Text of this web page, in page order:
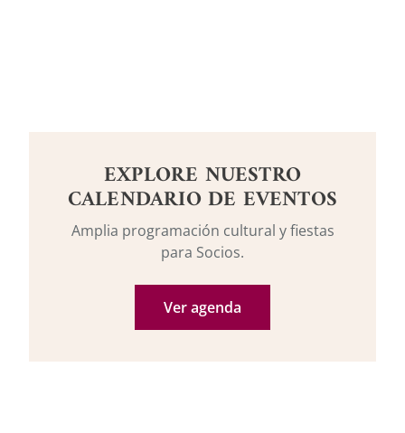
EXPLORE NUESTRO
CALENDARIO DE EVENTOS
Amplia programación cultural y fiestas
para Socios.
Ver agenda